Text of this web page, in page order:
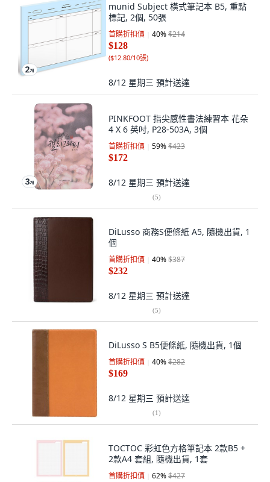
munid Subject 橫式筆記本 B5, 重點
標記, 2個, 50張
首購折扣價 40%$214
$128
($12.80/10張)
8/12 星期三 預計送達
PINKFOOT 指尖感性書法練習本 花朵
4 X 6 英吋, P28-503A, 3個
首購折扣價 59%$423
$172
8/12 星期三 預計送達
(5)
DiLusso 商務S便條紙 A5, 隨機出貨, 1
個
首購折扣價 40%$387
$232
8/12 星期三 預計送達
(5)
DiLusso S B5便條紙, 隨機出貨, 1個
首購折扣價 40%$282
$169
8/12 星期三 預計送達
(1)
TOCTOC 彩虹色方格筆記本 2款B5 +
2款A4 套組, 隨機出貨, 1套
首購折扣價 62%$427